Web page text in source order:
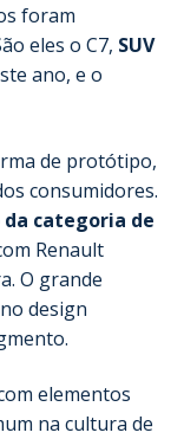
foram
eles o C7, SUV
ano, e o
de protótipo,
consumidores.
categoria de
Renault
O grande
design
elementos
na cultura de